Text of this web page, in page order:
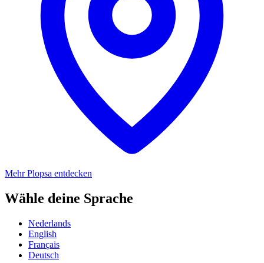
Mehr Plopsa entdecken
Wähle deine Sprache
Nederlands
English
Français
Deutsch